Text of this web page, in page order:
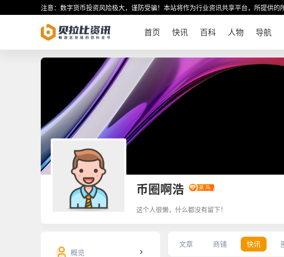
注意：数字货币投资风险极大，谨防受骗！本站将作为行业资讯共享平台，所提供的
首页 快讯 百科 人物 导航
币圈啊浩
这个人很懒，什么都没有留下！
概览
文章 商铺 快讯